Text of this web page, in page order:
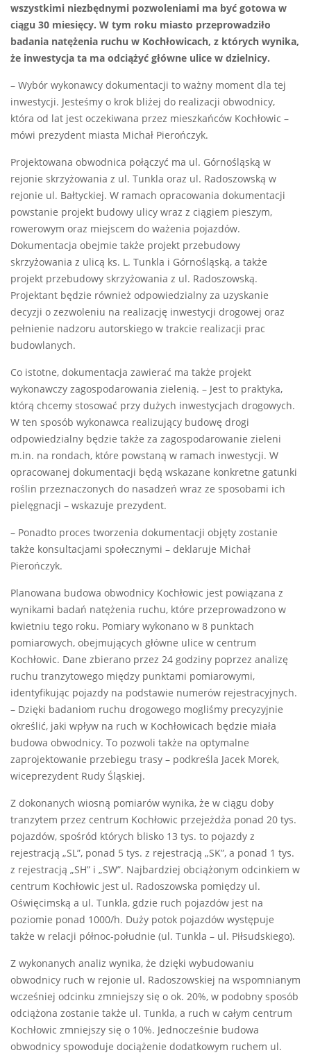
wszystkimi niezbędnymi pozwoleniami ma być gotowa w
ciągu 30 miesięcy. W tym roku miasto przeprowadziło
badania natężenia ruchu w Kochłowicach, z których wynika,
że inwestycja ta ma odciążyć główne ulice w dzielnicy.
– Wybór wykonawcy dokumentacji to ważny moment dla tej
inwestycji. Jesteśmy o krok bliżej do realizacji obwodnicy,
która od lat jest oczekiwana przez mieszkańców Kochłowic –
mówi prezydent miasta Michał Pierończyk.
Projektowana obwodnica połączyć ma ul. Górnośląską w
rejonie skrzyżowania z ul. Tunkla oraz ul. Radoszowską w
rejonie ul. Bałtyckiej. W ramach opracowania dokumentacji
powstanie projekt budowy ulicy wraz z ciągiem pieszym,
rowerowym oraz miejscem do ważenia pojazdów.
Dokumentacja obejmie także projekt przebudowy
skrzyżowania z ulicą ks. L. Tunkla i Górnośląską, a także
projekt przebudowy skrzyżowania z ul. Radoszowską.
Projektant będzie również odpowiedzialny za uzyskanie
decyzji o zezwoleniu na realizację inwestycji drogowej oraz
pełnienie nadzoru autorskiego w trakcie realizacji prac
budowlanych.
Co istotne, dokumentacja zawierać ma także projekt
wykonawczy zagospodarowania zielenią. – Jest to praktyka,
którą chcemy stosować przy dużych inwestycjach drogowych.
W ten sposób wykonawca realizujący budowę drogi
odpowiedzialny będzie także za zagospodarowanie zieleni
m.in. na rondach, które powstaną w ramach inwestycji. W
opracowanej dokumentacji będą wskazane konkretne gatunki
roślin przeznaczonych do nasadzeń wraz ze sposobami ich
pielęgnacji – wskazuje prezydent.
– Ponadto proces tworzenia dokumentacji objęty zostanie
także konsultacjami społecznymi – deklaruje Michał
Pierończyk.
Planowana budowa obwodnicy Kochłowic jest powiązana z
wynikami badań natężenia ruchu, które przeprowadzono w
kwietniu tego roku. Pomiary wykonano w 8 punktach
pomiarowych, obejmujących główne ulice w centrum
Kochłowic. Dane zbierano przez 24 godziny poprzez analizę
ruchu tranzytowego między punktami pomiarowymi,
identyfikując pojazdy na podstawie numerów rejestracyjnych.
– Dzięki badaniom ruchu drogowego mogliśmy precyzyjnie
określić, jaki wpływ na ruch w Kochłowicach będzie miała
budowa obwodnicy. To pozwoli także na optymalne
zaprojektowanie przebiegu trasy – podkreśla Jacek Morek,
wiceprezydent Rudy Śląskiej.
Z dokonanych wiosną pomiarów wynika, że w ciągu doby
tranzytem przez centrum Kochłowic przejeżdża ponad 20 tys.
pojazdów, spośród których blisko 13 tys. to pojazdy z
rejestracją „SL”, ponad 5 tys. z rejestracją „SK”, a ponad 1 tys.
z rejestracją „SH” i „SW”. Najbardziej obciążonym odcinkiem w
centrum Kochłowic jest ul. Radoszowska pomiędzy ul.
Oświęcimską a ul. Tunkla, gdzie ruch pojazdów jest na
poziomie ponad 1000/h. Duży potok pojazdów występuje
także w relacji północ-południe (ul. Tunkla – ul. Piłsudskiego).
Z wykonanych analiz wynika, że dzięki wybudowaniu
obwodnicy ruch w rejonie ul. Radoszowskiej na wspomnianym
wcześniej odcinku zmniejszy się o ok. 20%, w podobny sposób
odciążona zostanie także ul. Tunkla, a ruch w całym centrum
Kochłowic zmniejszy się o 10%. Jednocześnie budowa
obwodnicy spowoduje dociążenie dodatkowym ruchem ul.